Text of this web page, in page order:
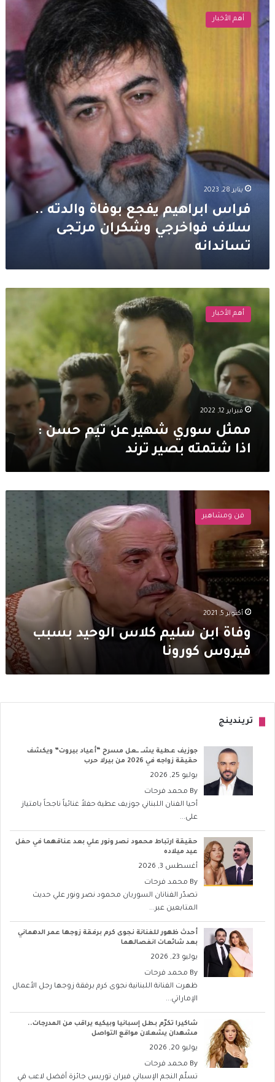
ابراهيم
يفجع
بوفاة
فواخرجي
وشكران
أهم الأخبار
يناير 28, 2023
فراس ابراهيم يفجع بوفاة والدته ..
سلاف فواخرجي وشكران مرتجى
تساندانه
سوري
تيم
حسن
شتمته
بصير
أهم الأخبار
فبراير 12, 2022
ممثل سوري شهير عن تيم حسن :
اذا شتمته بصير ترند
ابن
كلاس
الوحيد
بسبب
كورونا
فن ومشاهير
أكتوبر 5, 2021
وفاة ابن سليم كلاس الوحيد بسبب
فيروس كورونا
تريندينج
جوزيف عطية يشــ ــعل مسرح “أعياد بيروت” ويكشف
حقيقة زواجه في 2026 من بيرلا حرب
يوليو 25, 2026
By محمد فرحات
أحيا الفنان اللبناني جوزيف عطية حفلاً غنائياً ناجحاً بامتياز
على...
حقيقة ارتباط محمود نصر ونور علي بعد عناقهما في حفل
عيد ميلاده
أغسطس 3, 2026
By محمد فرحات
تصدّر الفنانان السوريان محمود نصر ونور علي حديث
المتابعين عبر...
أحدث ظهور للفنانة نجوى كرم برفقة زوجها عمر الدهماني
بعد شائعات انفصالهما
يوليو 23, 2026
By محمد فرحات
ظهرت الفنانة اللبنانية نجوى كرم برفقة زوجها رجل الأعمال
الإماراتي...
شاكيرا تكرّم بطل إسبانيا وبيكيه يراقب من المدرجات..
مشهدان يشعلان مواقع التواصل
يوليو 20, 2026
By محمد فرحات
تسلّم النجم الإسباني فيران توريس جائزة أفضل لاعب في